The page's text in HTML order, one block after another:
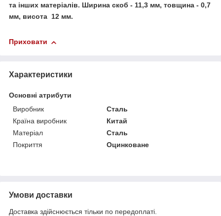
та інших матеріалів. Ширина скоб - 11,3 мм, товщина - 0,7
мм, висота 12 мм.
Приховати
Характеристики
Основні атрибути
Виробник
Сталь
Країна виробник
Китай
Матеріал
Сталь
Покриття
Оцинковане
Умови доставки
Доставка здійснюється тільки по передоплаті.